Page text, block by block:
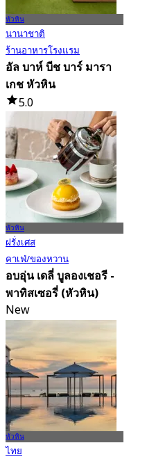
หัวหิน
นานาชาติ
ร้านอาหารโรงแรม
อัล บาห์ บีช บาร์ มารา
เกช หัวหิน
5.0
123 การจอง
จาก ฿ 472
หัวหิน
ฝรั่งเศส
คาเฟ่/ของหวาน
อบอุ่น เดลี่ บูลองเชอรี -
พาทิสเซอรี่ (หัวหิน)
New
จาก฿ 1,399
หัวหิน
ไทย